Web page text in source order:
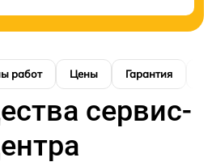
работ Цены Гарантия
сервис-